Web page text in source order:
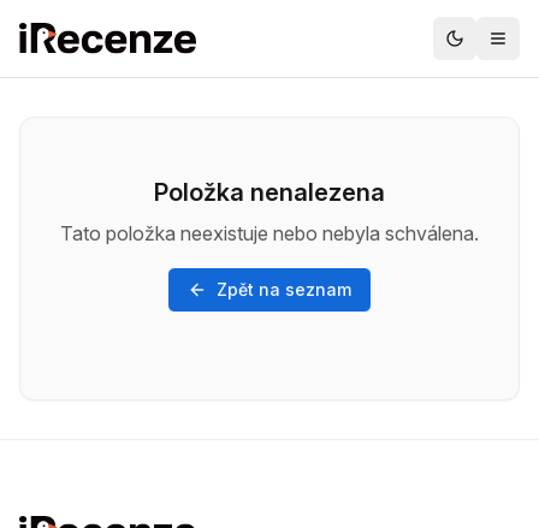
Položka nenalezena
Tato položka neexistuje nebo nebyla schválena.
Zpět na seznam